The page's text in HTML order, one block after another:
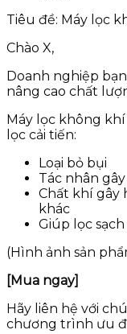
Tiêu đề: Máy lọc
Chào X,
Doanh nghiệp
nâng cao chất
Máy lọc không
lọc cải tiến:
Loại bỏ bụi
Tác nhân
Chất khí gây
khác
Giúp lọc
(Hình ảnh sản
[Mua ngay]
Hãy liên hệ với
chương trình ưu